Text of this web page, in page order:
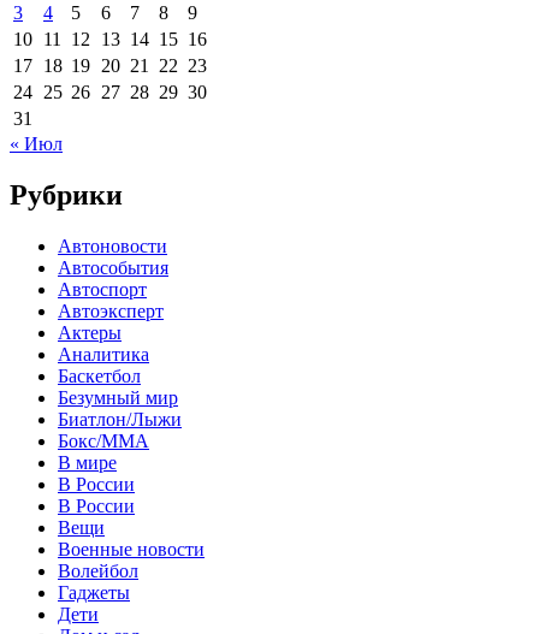
3
4 5 6 7 8
9
10 11 12 13 14 15 16
17 18 19 20 21 22 23
24 25 26 27 28 29 30
31
« Июл
Рубрики
Автоновости
Автособытия
Автоспорт
Автоэксперт
Актеры
Аналитика
Баскетбол
Безумный мир
Биатлон/Лыжи
Бокс/MMA
В мире
В России
В России
Вещи
Военные новости
Волейбол
Гаджеты
Дети